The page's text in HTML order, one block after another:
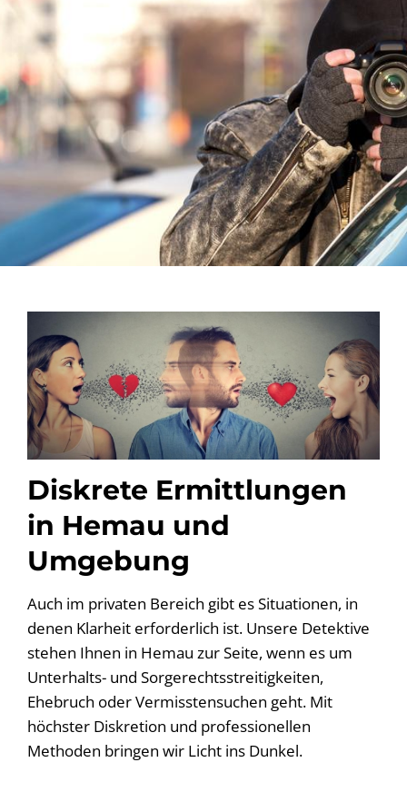
Diskrete Ermittlungen
in Hemau und
Umgebung
Auch im privaten Bereich gibt es Situationen, in
denen Klarheit erforderlich ist. Unsere Detektive
stehen Ihnen in Hemau zur Seite, wenn es um
Unterhalts- und Sorgerechtsstreitigkeiten,
Ehebruch oder Vermisstensuchen geht. Mit
höchster Diskretion und professionellen
Methoden bringen wir Licht ins Dunkel.